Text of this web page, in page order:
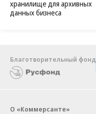
хранилище для архивных
данных бизнеса
Благотворительный фонд
О «Коммерсанте»